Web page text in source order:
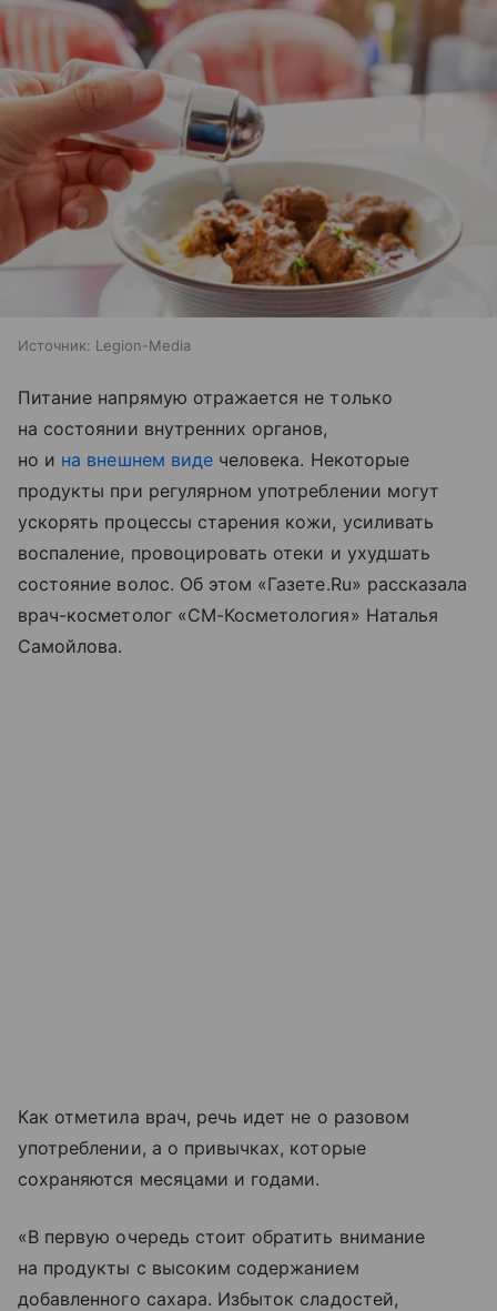
Источник: Legion-Media
Питание напрямую отражается не только
на состоянии внутренних органов,
но и на внешнем видечеловека. Некоторые
продукты при регулярном употреблении могут
ускорять процессы старения кожи, усиливать
воспаление, провоцировать отеки и ухудшать
состояние волос. Об этом «Газете.Ru» рассказала
врач-косметолог «СМ-Косметология» Наталья
Самойлова.
Как отметила врач, речь идет не о разовом
употреблении, а о привычках, которые
сохраняются месяцами и годами.
«В первую очередь стоит обратить внимание
на продукты с высоким содержанием
добавленного сахара. Избыток сладостей,